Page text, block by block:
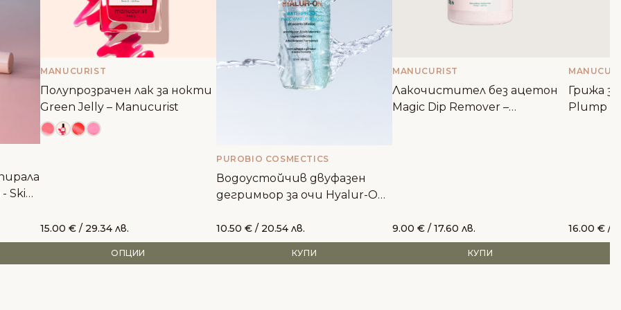
Skin
MANUCURIST
Полупрозрачен лак за нокти
Green Jelly – Manucurist
15.00€ / 29.34 лв.
ОПЦИИ
PUROBIO COSMECTICS
Водоустойчив двуфазен
дегримьор за очи Hyalur-On
10.50€ / 20.54 лв.
КУПИ
MANUCURIST
Лакочистител без ацетон
Magic Dip Remover –
9.00€ / 17.60 лв.
КУПИ
Грижа
Plump
16.00 €/